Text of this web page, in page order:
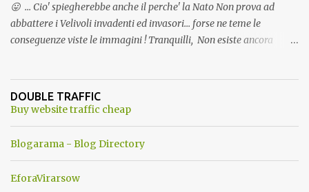
😛 ... Cio' spiegherebbe anche il perche' la Nato Non prova ad
abbattere i Velivoli invadenti ed invasori... forse ne teme le
conseguenze viste le immagini ! Tranquilli, Non esiste ancora
ancora una fantasia Nato o forse una "False Flag", per provocare
una guerra mondiale che difficilmente da menti sane, potrebbe
DOUBLE TRAFFIC
Buy website traffic cheap
Blogarama - Blog Directory
EforaVirarsow